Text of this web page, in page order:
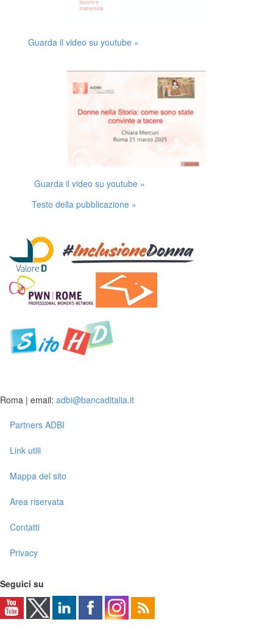
Guarda il video su youtube »
Guarda il video su youtube »
Testo della pubblicazione »
Roma | email: adbi@bancaditalia.it
Partners ADBI
Link utili
Mappa del sito
Area riservata
Contatti
Privacy
Seguici su